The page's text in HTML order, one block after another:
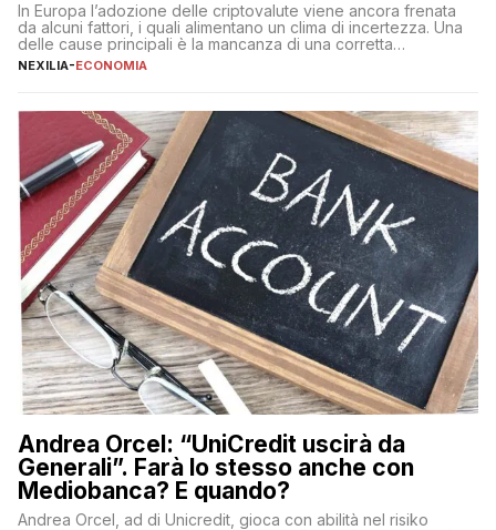
In Europa l’adozione delle criptovalute viene ancora frenata
da alcuni fattori, i quali alimentano un clima di incertezza. Una
delle cause principali è la mancanza di una corretta
educazione finanziaria, che impedisce ad una larga parte della
sulle criptovalute: […]
NEXILIA-ECONOMIA
Andrea Orcel: “UniCredit uscirà da
Generali”. Farà lo stesso anche con
Mediobanca? E quando?
Andrea Orcel, ad di Unicredit, gioca con abilità nel risiko